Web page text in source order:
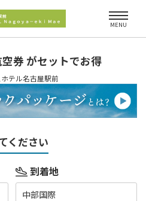
MENU
券 がセットでお得
テル名古屋駅前
ください
到着地
中部国際